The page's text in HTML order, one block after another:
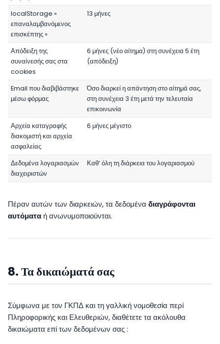
localStorage «
επαναλαμβανόμενος
επισκέπτης »
13 μήνες
Απόδειξη της
συναίνεσής σας στα
cookies
6 μήνες (νέο αίτημα) στη συνέχεια 5 έτη
(απόδειξη)
Email που διαβιβάστηκε
μέσω φόρμας
Όσο διαρκεί η απάντηση στο αίτημά σας,
στη συνέχεια 3 έτη μετά την τελευταία
επικοινωνία
Αρχεία καταγραφής
διακομιστή και αρχεία
ασφαλείας
6 μήνες μέγιστο
Δεδομένα λογαριασμών
διαχειριστών
Καθ’ όλη τη διάρκεια του λογαριασμού
Πέραν αυτών των διαρκειών, τα δεδομένα διαγράφονται
αυτόματα ή ανωνυμοποιούνται.
8. Τα δικαιώματά σας
Σύμφωνα με τον ΓΚΠΔ και τη γαλλική νομοθεσία περί
Πληροφορικής και Ελευθεριών, διαθέτετε τα ακόλουθα
δικαιώματα επί των δεδομένων σας :